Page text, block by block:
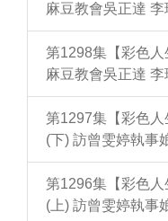
麻豆教會吳正達
第1298集【彩色
麻豆教會吳正達
第1297集【彩色
(下) 訪曾雯婷執事
第1296集【彩色
(上) 訪曾雯婷執事